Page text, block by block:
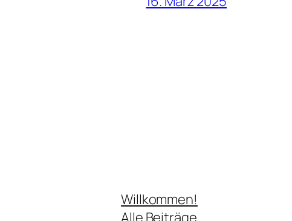
Willkommen!
Alle Beiträge